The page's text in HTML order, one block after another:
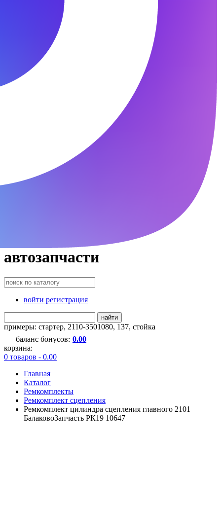
автозапчасти
войти регистрация
найти
примеры: стартер, 2110-3501080, 137, стойка
баланс бонусов: 0.00
корзина:
0 товаров - 0.00
Главная
Каталог
Ремкомплекты
Ремкомплект сцепления
Ремкомплект цилиндра сцепления главного 2101
БалаковоЗапчасть РК19 10647